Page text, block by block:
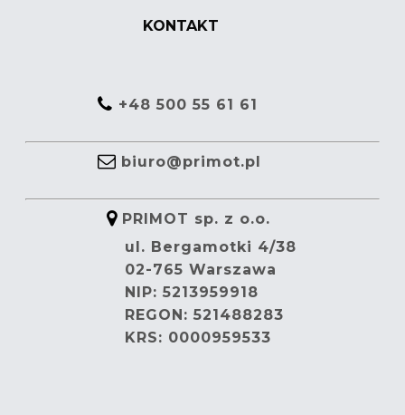
KONTAKT
+48 500 55 61 61
biuro@primot.pl
PRIMOT sp. z o.o.
ul. Bergamotki 4/38
02-765 Warszawa
NIP: 5213959918
REGON: 521488283
KRS: 0000959533